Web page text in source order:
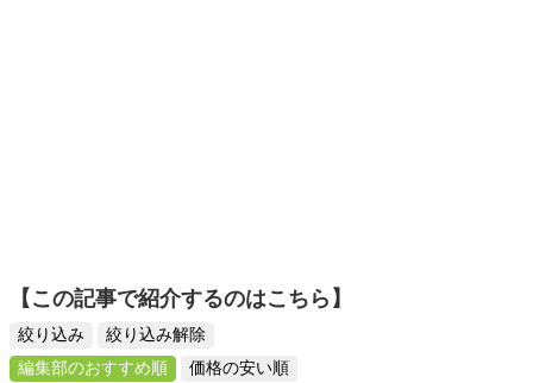
【この記事で紹介するのはこちら】
絞り込み
絞り込み解除
編集部のおすすめ順
価格の安い順